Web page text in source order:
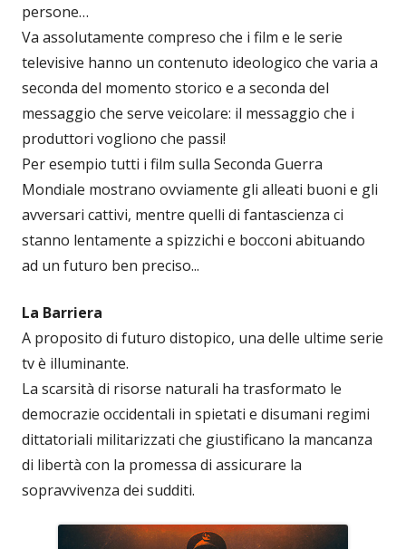
persone…
Va assolutamente compreso che i film e le serie
televisive hanno un contenuto ideologico che varia a
seconda del momento storico e a seconda del
messaggio che serve veicolare: il messaggio che i
produttori vogliono che passi!
Per esempio tutti i film sulla Seconda Guerra
Mondiale mostrano ovviamente gli alleati buoni e gli
avversari cattivi, mentre quelli di fantascienza ci
stanno lentamente a spizzichi e bocconi abituando
ad un futuro ben preciso...
La Barriera
A proposito di futuro distopico, una delle ultime serie
tv è illuminante.
La scarsità di risorse naturali ha trasformato le
democrazie occidentali in spietati e disumani regimi
dittatoriali militarizzati che giustificano la mancanza
di libertà con la promessa di assicurare la
sopravvivenza dei sudditi.